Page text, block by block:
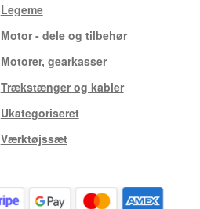
Legeme
Motor - dele og tilbehør
Motorer, gearkasser
Trækstænger og kabler
Ukategoriseret
Værktøjssæt